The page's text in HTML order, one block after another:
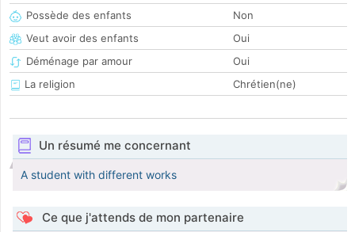
Possède des enfants
Non
Veut avoir des enfants
Oui
Déménage par amour
Oui
La religion
Chrétien(ne)
Un résumé me concernant
A student with different works
Ce que j'attends de mon partenaire